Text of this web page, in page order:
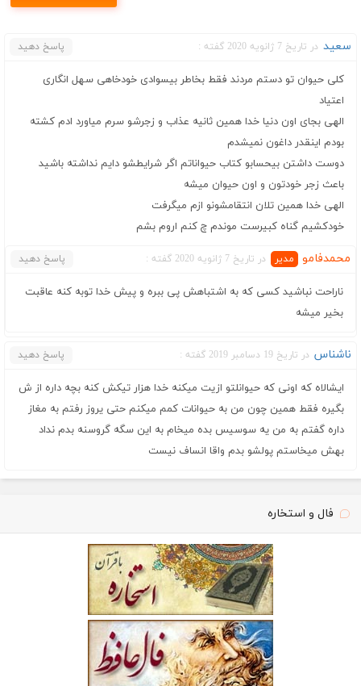
سعید در تاریخ 7 ژانویه 2020 گفته : پاسخ دهید
کلی حیوان تو دستم مردند فقط بخاطر بیسوادی خودخاهی سهل انگاری
اعتیاد
الهی بجای اون دنیا خدا همین ثانیه عذاب و زجرشو سرم میاورد ادم کشته
بودم اینقدر داغون نمیشدم
دوست داشتن بیحسابو کتاب حیواناتم اگر شرایطشو دایم نداشته باشید
باعث زجر خودتون و اون حیوان میشه
الهی خدا همین تلان انتقامشونو ازم میگرفت
خودکشیم گناه کبیرست موندم چ کنم اروم بشم
محمدفامو در تاریخ 7 ژانویه 2020 گفته : پاسخ دهید
ناراحت نباشید کسی که به اشتباهش پی ببره و پیش خدا توبه کنه عاقبت
بخیر میشه
ناشناس در تاریخ 19 دسامبر 2019 گفته : پاسخ دهید
ایشالاه که اونی که حیوانلتو ازیت میکنه خدا هزار تیکش کنه بچه داره از ش
بگیره فقط همین چون من به حیوانات کمم میکنم حتی یروز رفتم به مغاز
داره گفتم به من یه سوسیس بده میخام به این سگه گروسنه بدم نداد
بهش میخاستم پولشو بدم واقا انساف نیست
فال و استخاره